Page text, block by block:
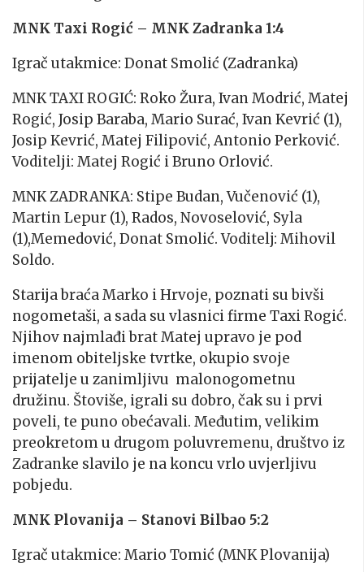
MNK Taxi Rogić – MNK Zadranka 1:4
Igrač utakmice: Donat Smolić (Zadranka)
MNK TAXI ROGIĆ: Roko Žura, Ivan Modrić, Matej
Rogić, Josip Baraba, Mario Surać, Ivan Kevrić (1),
Josip Kevrić, Matej Filipović, Antonio Perković.
Voditelji: Matej Rogić i Bruno Orlović.
MNK ZADRANKA: Stipe Budan, Vučenović (1),
Martin Lepur (1), Rados, Novoselović, Syla
(1),Memedović, Donat Smolić. Voditelj: Mihovil
Soldo.
Starija braća Marko i Hrvoje, poznati su bivši
nogometaši, a sada su vlasnici firme Taxi Rogić.
Njihov najmlađi brat Matej upravo je pod
imenom obiteljske tvrtke, okupio svoje
prijatelje u zanimljivu malonogometnu
družinu. Štoviše, igrali su dobro, čak su i prvi
poveli, te puno obećavali. Međutim, velikim
preokretom u drugom poluvremenu, društvo iz
Zadranke slavilo je na koncu vrlo uvjerljivu
pobjedu.
MNK Plovanija – Stanovi Bilbao 5:2
Igrač utakmice: Mario Tomić (MNK Plovanija)